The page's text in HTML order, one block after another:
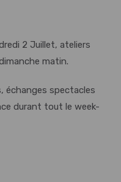
2 Juillet, ateliers
matin.
échanges spectacles
durant tout le week-